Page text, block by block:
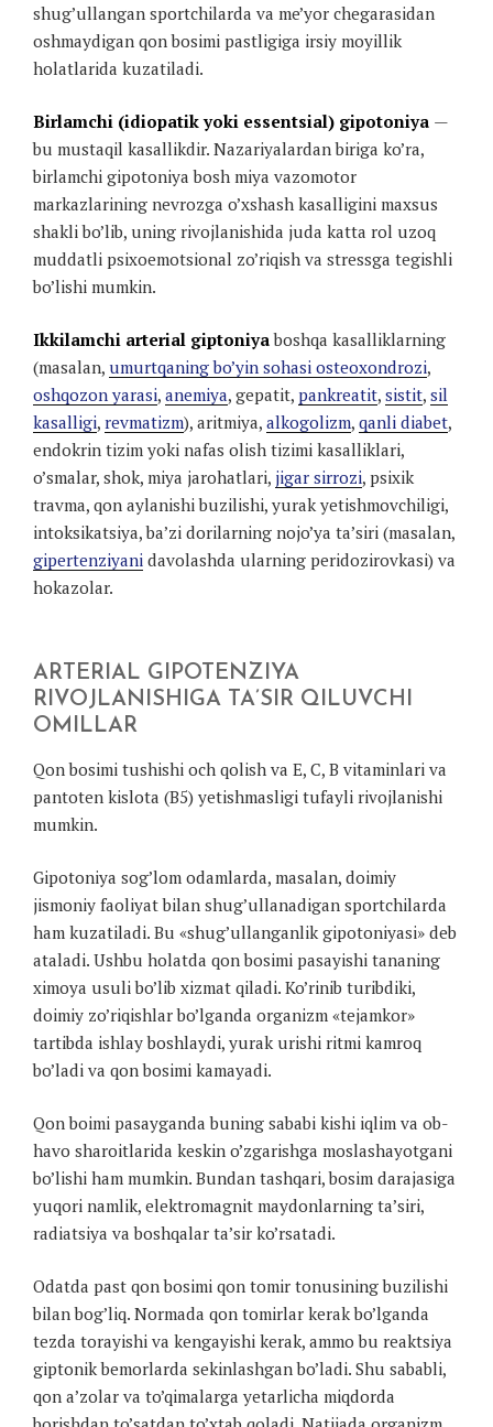
shug’ullangan sportchilarda va me’yor chegarasidan
oshmaydigan qon bosimi pastligiga irsiy moyillik
holatlarida kuzatiladi.
Birlamchi (idiopatik yoki essentsial) gipotoniya —
bu mustaqil kasallikdir. Nazariyalardan biriga ko’ra,
birlamchi gipotoniya bosh miya vazomotor
markazlarining nevrozga o’xshash kasalligini maxsus
shakli bo’lib, uning rivojlanishida juda katta rol uzoq
muddatli psixoemotsional zo’riqish va stressga tegishli
bo’lishi mumkin.
Ikkilamchi arterial giptoniyaboshqa kasalliklarning
(masalan, umurtqaning bo’yin sohasi osteoxondrozi,
oshqozon yarasi, anemiya, gepatit, pankreatit, sistit, sil
kasalligi, revmatizm), aritmiya, alkogolizm, qanli diabet,
endokrin tizim yoki nafas olish tizimi kasalliklari,
o’smalar, shok, miya jarohatlari, jigar sirrozi, psixik
travma, qon aylanishi buzilishi, yurak yetishmovchiligi,
intoksikatsiya, ba’zi dorilarning nojo’ya ta’siri (masalan,
gipertenziyani davolashda ularning peridozirovkasi) va
hokazolar.
ARTERIAL GIPOTENZIYA
RIVOJLANISHIGA TA’SIR QILUVCHI
OMILLAR
Qon bosimi tushishi och qolish va E, C, B vitaminlari va
pantoten kislota (B5) yetishmasligi tufayli rivojlanishi
mumkin.
Gipotoniya sog’lom odamlarda, masalan, doimiy
jismoniy faoliyat bilan shug’ullanadigan sportchilarda
ham kuzatiladi. Bu «shug’ullanganlik gipotoniyasi» deb
ataladi. Ushbu holatda qon bosimi pasayishi tananing
ximoya usuli bo’lib xizmat qiladi. Ko’rinib turibdiki,
doimiy zo’riqishlar bo’lganda organizm «tejamkor»
tartibda ishlay boshlaydi, yurak urishi ritmi kamroq
bo’ladi va qon bosimi kamayadi.
Qon boimi pasayganda buning sababi kishi iqlim va ob-
havo sharoitlarida keskin o’zgarishga moslashayotgani
bo’lishi ham mumkin. Bundan tashqari, bosim darajasiga
yuqori namlik, elektromagnit maydonlarning ta’siri,
radiatsiya va boshqalar ta’sir ko’rsatadi.
Odatda past qon bosimi qon tomir tonusining buzilishi
bilan bog’liq. Normada qon tomirlar kerak bo’lganda
tezda torayishi va kengayishi kerak, ammo bu reaktsiya
giptonik bemorlarda sekinlashgan bo’ladi. Shu sababli,
qon a’zolar va to’qimalarga yetarlicha miqdorda